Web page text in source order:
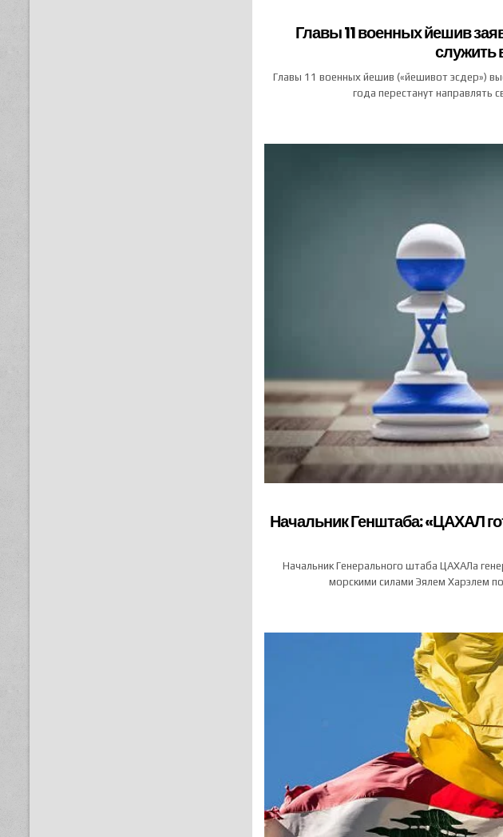
Главы 11 военных йешив
служить
Главы 11 военных йешив («йешивот эсдер»)
года перестанут направлять
Начальник Генштаба: «ЦАХАЛ
Начальник Генерального штаба ЦАХАЛа
морскими силами Эялем Харэлем